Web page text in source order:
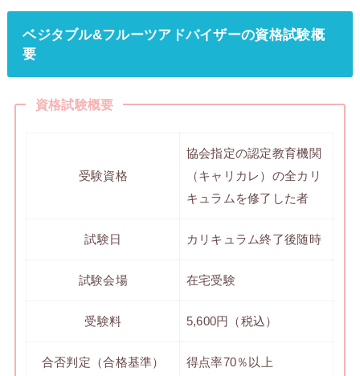
ベジタブル&フルーツアドバイザーの資格試験概
要
資格試験概要
受験資格
協会指定の認定教育機関
（キャリカレ）の全カリ
キュラムを修了した者
試験日 カリキュラム終了後随時
試験会場 在宅受験
受験料 5,600円（税込）
合否判定（合格基準） 得点率70％以上